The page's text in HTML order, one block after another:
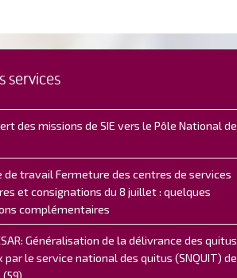
services
des missions de SIE vers le Pôle National de
de travail Fermeture des centres de services
et consignations du 8 juillet : quelques
complémentaires
Généralisation de la délivrance des quitus
par le service national des quitus (SNQUIT) de